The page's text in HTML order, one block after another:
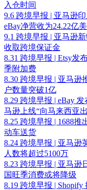
入仓时间
9.6 跨境早报 | 亚马逊
eBay净营收为24.22亿
9.1 跨境早报 | 亚马逊
收取跨境保证金
8.31 跨境早报 | Etsy发
季附加费
8.30 跨境早报 | 亚马逊
户数量突破1亿
8.29 跨境早报 | eBay
马逊上线“向马来西亚
8.25 跨境早报 | 1688
动车送货
8.24 跨境早报 | 亚马逊
人数将超过5100万
8.23 跨境早报 | 亚马逊
国旺季消费或将降级
8.19 跨境早报 | Shopify